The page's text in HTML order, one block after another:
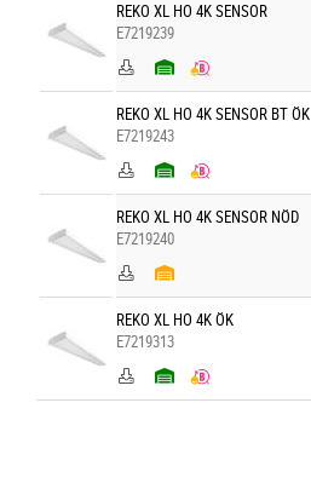
REKO XL HO 4K SENSOR
E7219239
REKO XL HO 4K SENSOR BT ÖK
E7219243
REKO XL HO 4K SENSOR NÖD
E7219240
REKO XL HO 4K ÖK
E7219313